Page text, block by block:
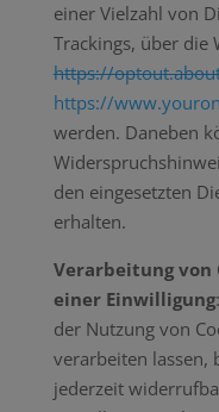
einer Vielzahl von
Trackings, über die
https://
https://
werden. Daneben
den eingesetzten
erhalten.
Verarbeitung von
einer Einwilligung
der Nutzung von
verarbeiten lassen,
jederzeit